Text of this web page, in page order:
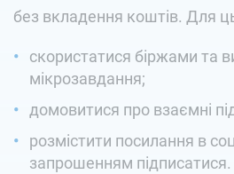
без вкладення коштів. Для
скористатися біржами та
мікрозавдання;
домовитися про взаємні
розмістити посилання в
запрошенням підписатися.